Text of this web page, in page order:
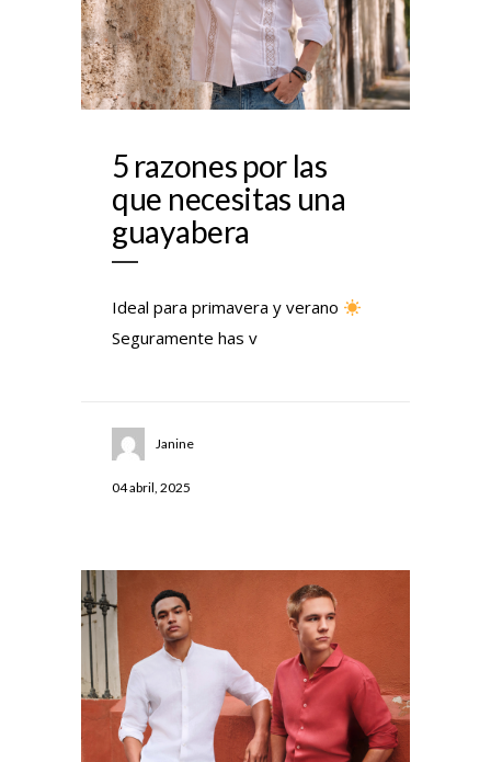
5 razones por las
que necesitas una
guayabera
Ideal para primavera y verano
Seguramente has v
Janine
04 abril, 2025